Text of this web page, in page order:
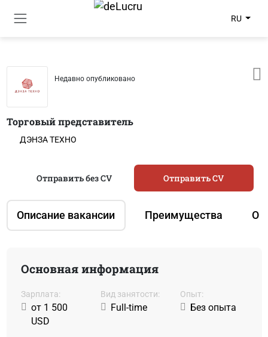
RU
Недавно опубликовано
Торговый представитель
ДЭНЗА ТЕХНО
Описание вакансии Преимущества О
Отправить без CV Отправить CV
Основная информация
Зарплата:
от 1 500
USD
Вид занятости:
Full-time
Oпыт:
Без опыта